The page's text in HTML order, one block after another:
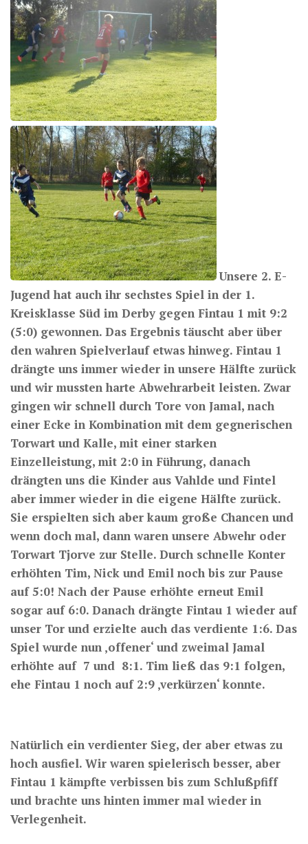
Unsere 2. E-
Jugend hat auch ihr sechstes Spiel in der 1.
Kreisklasse Süd im Derby gegen Fintau 1 mit 9:2
(5:0) gewonnen. Das Ergebnis täuscht aber über
den wahren Spielverlauf etwas hinweg. Fintau 1
drängte uns immer wieder in unsere Hälfte zurück
und wir mussten harte Abwehrarbeit leisten. Zwar
gingen wir schnell durch Tore von Jamal, nach
einer Ecke in Kombination mit dem gegnerischen
Torwart und Kalle, mit einer starken
Einzelleistung, mit 2:0 in Führung, danach
drängten uns die Kinder aus Vahlde und Fintel
aber immer wieder in die eigene Hälfte zurück.
Sie erspielten sich aber kaum große Chancen und
wenn doch mal, dann waren unsere Abwehr oder
Torwart Tjorve zur Stelle. Durch schnelle Konter
erhöhten Tim, Nick und Emil noch bis zur Pause
auf 5:0! Nach der Pause erhöhte erneut Emil
sogar auf 6:0. Danach drängte Fintau 1 wieder auf
unser Tor und erzielte auch das verdiente 1:6. Das
Spiel wurde nun ‚offener‘ und zweimal Jamal
erhöhte auf 7 und 8:1. Tim ließ das 9:1 folgen,
ehe Fintau 1 noch auf 2:9 ‚verkürzen‘ konnte.
Natürlich ein verdienter Sieg, der aber etwas zu
hoch ausfiel. Wir waren spielerisch besser, aber
Fintau 1 kämpfte verbissen bis zum Schlußpfiff
und brachte uns hinten immer mal wieder in
Verlegenheit.